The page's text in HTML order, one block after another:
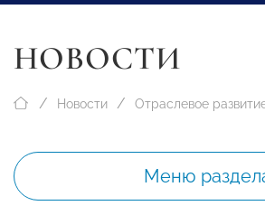
НОВОСТИ
Новости Отраслевое
Меню